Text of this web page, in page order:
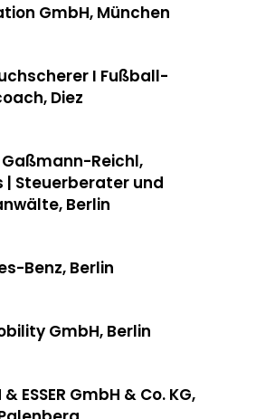
GmbH, München
I Fußball-
Diez
Reichl,
| Steuerberater und
Berlin
Benz, Berlin
GmbH, Berlin
& ESSER GmbH & Co. KG,